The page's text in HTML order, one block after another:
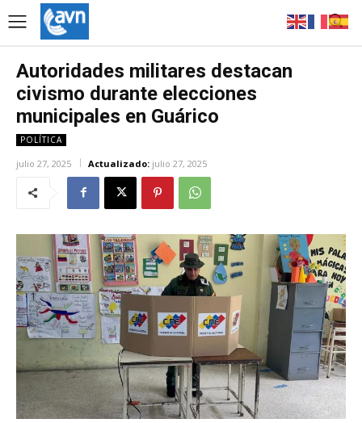
Autoridades militares destacan
civismo durante elecciones
municipales en Guárico
POLÍTICA
julio 27, 2025 Actualizado: julio 27, 2025